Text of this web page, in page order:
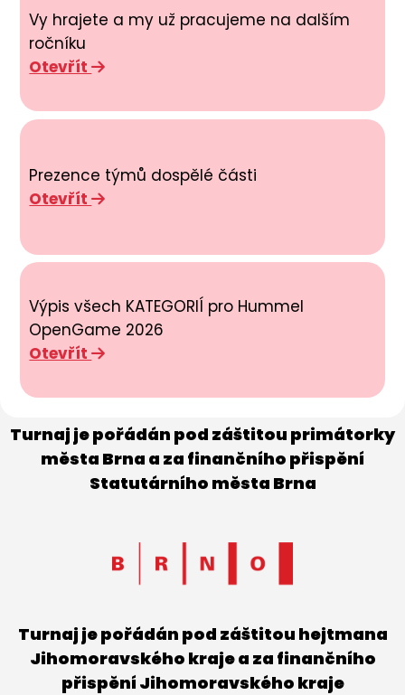
Vy hrajete a my už pracujeme na dalším
ročníku
Otevřít
Prezence týmů dospělé části
Otevřít
Výpis všech KATEGORIÍ pro Hummel
OpenGame 2026
Otevřít
Turnaj je pořádán pod záštitou primátorky
města Brna a za finančního přispění
Statutárního města Brna
Turnaj je pořádán pod záštitou hejtmana
Jihomoravského kraje a za finančního
přispění Jihomoravského kraje